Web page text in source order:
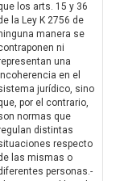
los arts. 15 y 36
la Ley K 2756 de
manera se
ni
una
en el
jurídico, sino
por el contrario,
normas que
distintas
respecto
las mismas o
personas.-